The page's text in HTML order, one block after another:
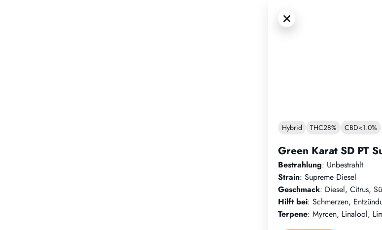
Hybrid THC28% CBD<1.0%
Green Karat SD PT
Bestrahlung: Unbestrahlt
Strain: Supreme Diesel
Geschmack: Diesel, Citrus,
Hilft bei: Schmerzen,
Terpene: Myrcen, Linalool,